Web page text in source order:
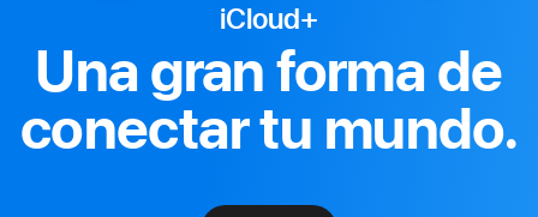
iCloud+
Una gran forma de
conectar tu mundo.